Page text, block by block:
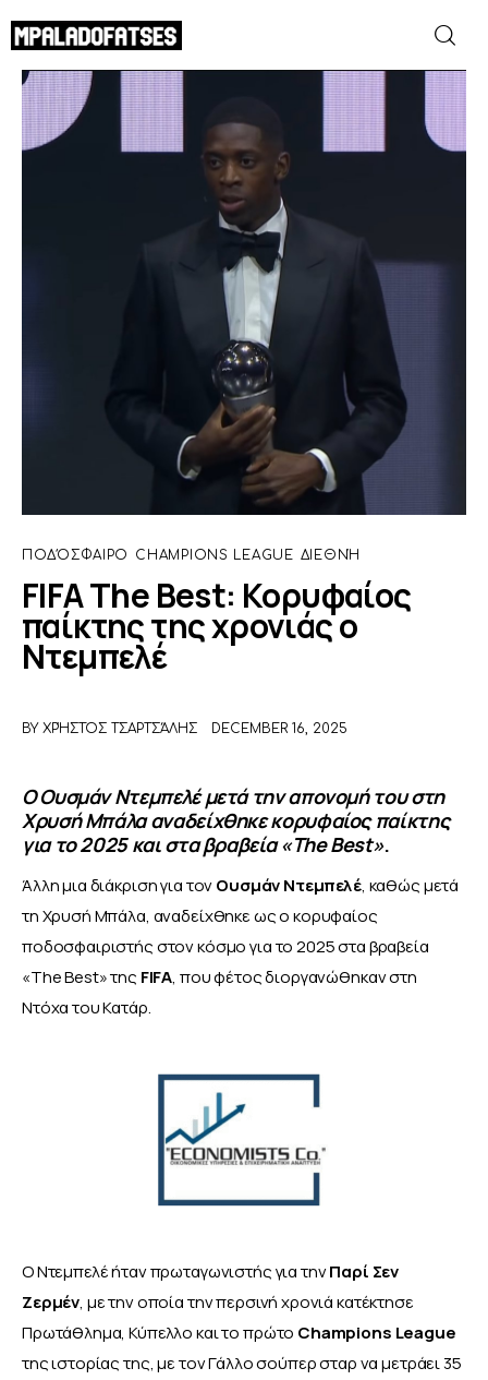
FIFA The Best: Κορυφαίος παίκτης της
χρονιάς ο Ντεμπελέ
SHARE POST
ΜΟΥΝΤΙΑΛ 2026
ΠΟΔΟΣΦΑΙΡΟ
ΣΥΝΕΝΤΕΥΞΕΙΣ
BEYOND SPORTS
ΑΦΙΕΡΩΜΑΤΑ
MEET THE TEAM
ΠΟΔΌΣΦΑΙΡΟ CHAMPIONS LEAGUE ΔΙΕΘΝΉ
FIFA The Best: Κορυφαίος
παίκτης της χρονιάς ο
Ντεμπελέ
BY ΧΡΉΣΤΟΣ ΤΣΑΡΤΣΆΛΗΣ DECEMBER 16, 2025
Ο Ουσμάν Ντεμπελέ μετά την απονομή του στη
Χρυσή Μπάλα αναδείχθηκε κορυφαίος παίκτης
για το 2025 και στα βραβεία «The Best».
Άλλη μια διάκριση για τον Ουσμάν Ντεμπελέ, καθώς μετά
τη Χρυσή Μπάλα, αναδείχθηκε ως ο κορυφαίος
ποδοσφαιριστής στον κόσμο για το 2025 στα βραβεία
«The Best» της FIFA, που φέτος διοργανώθηκαν στη
Ντόχα του Κατάρ.
Ο Ντεμπελέ ήταν πρωταγωνιστής για την Παρί Σεν
Ζερμέν, με την οποία την περσινή χρονιά κατέκτησε
Πρωτάθλημα, Κύπελλο και το πρώτο Champions League
της ιστορίας της, με τον Γάλλο σούπερ σταρ να μετράει 35